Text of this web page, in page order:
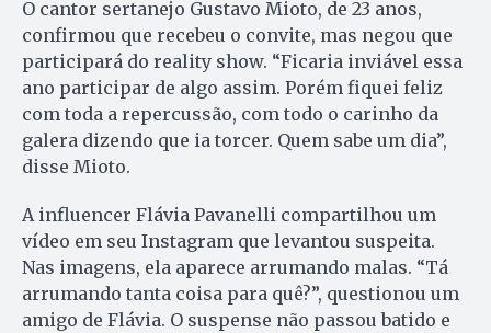
O cantor sertanejo Gustavo Mioto, de 23 anos,
confirmou que recebeu o convite, mas negou que
participará do reality show. “Ficaria inviável essa
ano participar de algo assim. Porém fiquei feliz
com toda a repercussão, com todo o carinho da
galera dizendo que ia torcer. Quem sabe um dia”,
disse Mioto.
A influencer Flávia Pavanelli compartilhou um
vídeo em seu Instagram que levantou suspeita.
Nas imagens, ela aparece arrumando malas. “Tá
arrumando tanta coisa para quê?”, questionou um
amigo de Flávia. O suspense não passou batido e